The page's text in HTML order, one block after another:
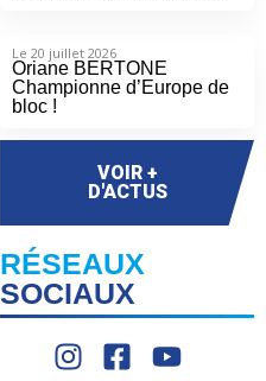
Le 20 juillet 2026
Oriane BERTONE
Championne d’Europe de
bloc !
VOIR +
D'ACTUS
RÉSEAUX
SOCIAUX